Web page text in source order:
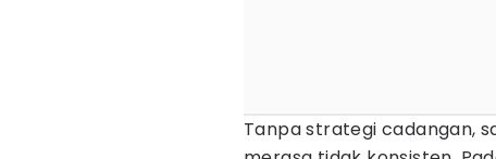
Tanpa strategi cadangan,